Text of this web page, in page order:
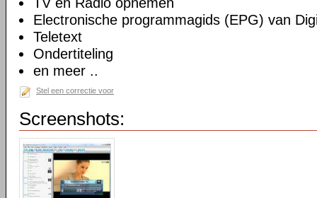
Electronische programmagids (EPG) van
Teletext
Ondertiteling
en meer ..
Stel een correctie voor
Screenshots: